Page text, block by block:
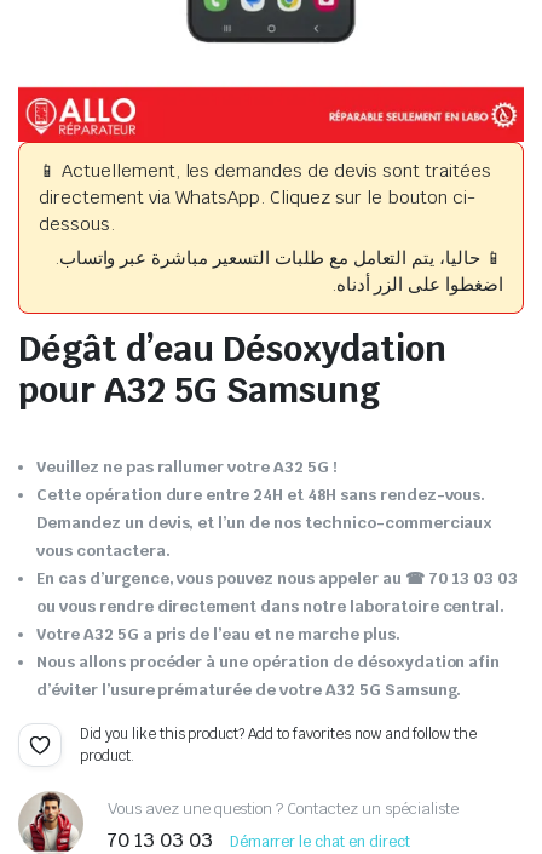
📱 Actuellement, les demandes de devis sont traitées
directement via WhatsApp. Cliquez sur le bouton ci-
dessous.
📱 حاليا، يتم التعامل مع طلبات التسعير مباشرة عبر واتساب.
اضغطوا على الزر أدناه.
Dégât d’eau Désoxydation
pour A32 5G Samsung
Veuillez ne pas rallumer votre A32 5G !
Cette opération dure entre 24H et 48H sans rendez-vous.
Demandez un devis, et l’un de nos technico-commerciaux
vous contactera.
En cas d’urgence, vous pouvez nous appeler au ☎ 70 13 03 03
ou vous rendre directement dans notre laboratoire central.
Votre A32 5G a pris de l’eau et ne marche plus.
Nous allons procéder à une opération de désoxydation afin
d’éviter l’usure prématurée de votre A32 5G Samsung.
Did you like this product? Add to favorites now and follow the
product.
Vous avez une question ? Contactez un spécialiste
70 13 03 03 Démarrer le chat en direct